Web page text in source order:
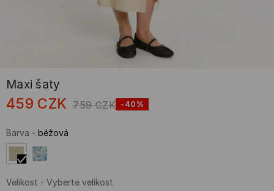
Maxi šaty
459 CZK 759 CZK -40%
Barva - béžová
Velikost - Vyberte velikost